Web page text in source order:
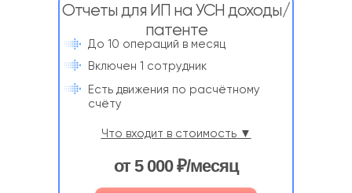
До 10 операций в месяц
Включен 1 сотрудник
Есть движения по расчётному
счёту
Что входит в стоимость ▼
от 5 000 ₽/месяц
Отчеты для ИП на УСН доходы/
патенте